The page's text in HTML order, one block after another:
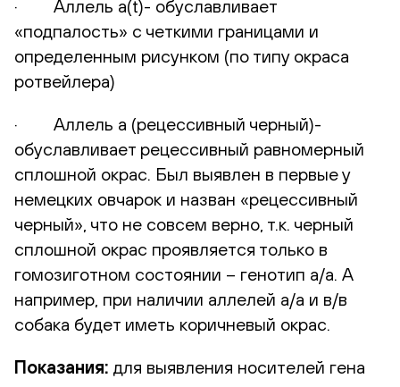
· Аллель а(t)- обуславливает
«подпалость» с четкими границами и
определенным рисунком (по типу окраса
ротвейлера)
· Аллель а (рецессивный черный)-
обуславливает рецессивный равномерный
сплошной окрас. Был выявлен в первые у
немецких овчарок и назван «рецессивный
черный», что не совсем верно, т.к. черный
сплошной окрас проявляется только в
гомозиготном состоянии – генотип а/а. А
например, при наличии аллелей а/а и в/в
собака будет иметь коричневый окрас.
Показания: для выявления носителей гена